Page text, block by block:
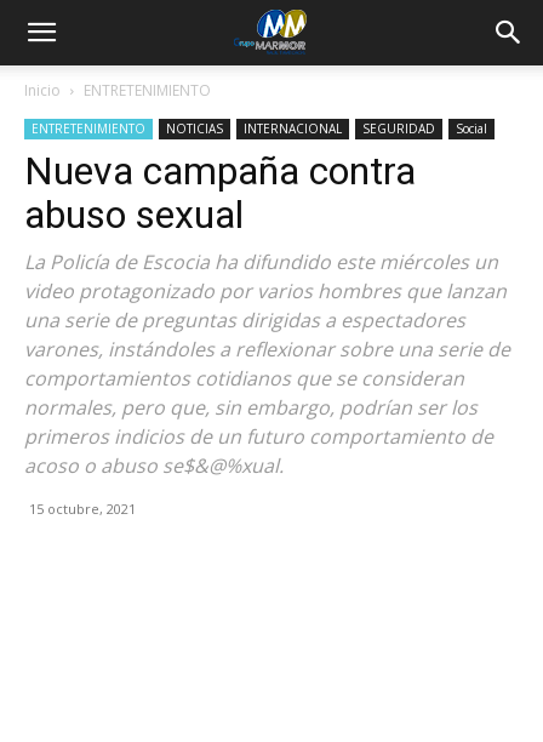
Inicio ENTRETENIMIENTO
ENTRETENIMIENTO NOTICIAS INTERNACIONAL SEGURIDAD Social
Nueva campaña contra
abuso sexual
La Policía de Escocia ha difundido este miércoles un
video protagonizado por varios hombres que lanzan
una serie de preguntas dirigidas a espectadores
varones, instándoles a reflexionar sobre una serie de
comportamientos cotidianos que se consideran
normales, pero que, sin embargo, podrían ser los
primeros indicios de un futuro comportamiento de
acoso o abuso se$&@%xual.
15 octubre, 2021